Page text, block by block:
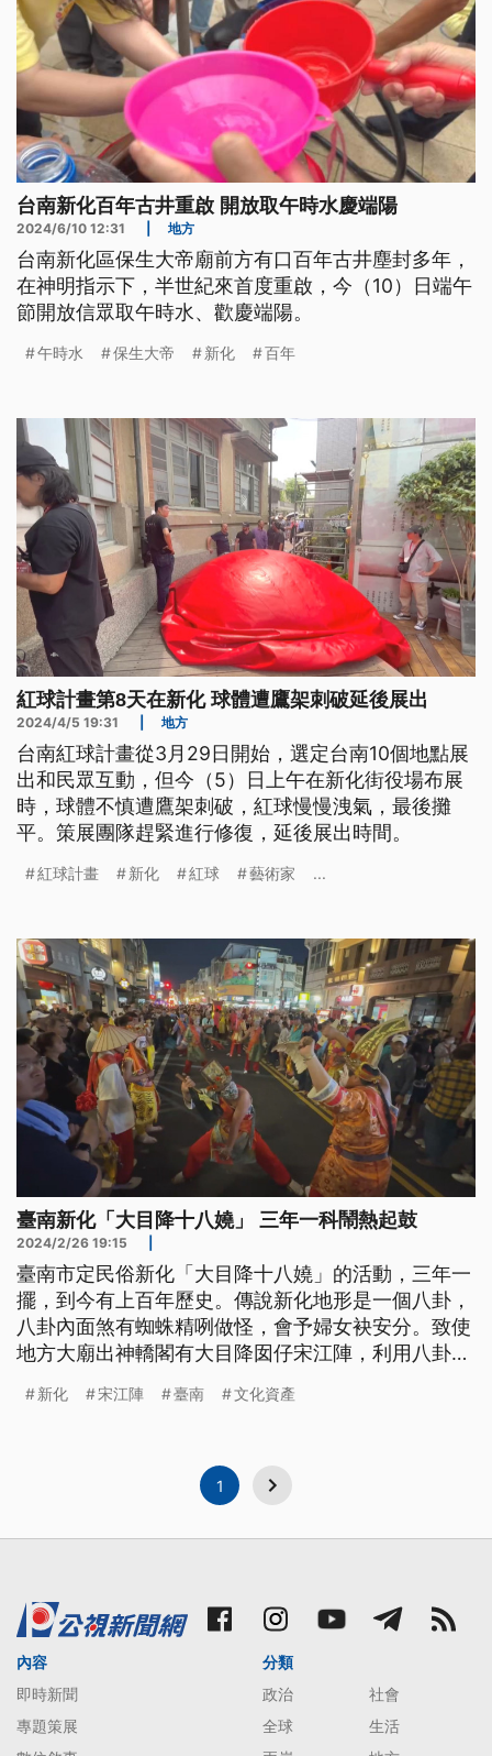
台南新化百年古井重啟 開放取午時水慶端陽
2024/6/10 12:31 地方
台南新化區保生大帝廟前方有口百年古井塵封多年，
在神明指示下，半世紀來首度重啟，今（10）日端午
節開放信眾取午時水、歡慶端陽。
午時水 保生大帝 新化 百年
紅球計畫第8天在新化 球體遭鷹架刺破延後展出
2024/4/5 19:31 地方
台南紅球計畫從3月29日開始，選定台南10個地點展
出和民眾互動，但今（5）日上午在新化街役場布展
時，球體不慎遭鷹架刺破，紅球慢慢洩氣，最後攤
平。策展團隊趕緊進行修復，延後展出時間。
紅球計畫 新化 紅球 藝術家 ...
臺南新化「大目降十八嬈」 三年一科鬧熱起鼓
2024/2/26 19:15
臺南市定民俗新化「大目降十八嬈」的活動，三年一
擺，到今有上百年歷史。傳說新化地形是一個八卦，
八卦內面煞有蜘蛛精咧做怪，會予婦女袂安分。致使
地方大廟出神轎閣有大目降囡仔宋江陣，利用八卦陣
安的活動。（此則新聞標題、導言、內文皆為臺語
新化 宋江陣 臺南 文化資產
1
內容
即時新聞
專題策展
分類
政治
社會
全球
生活